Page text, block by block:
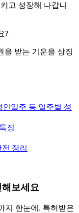
고 성장해 나갑니
?
을 받는 기운을 상징
일주 등 일주별 성
징
정리
보세요
지 한눈에. 특허받은